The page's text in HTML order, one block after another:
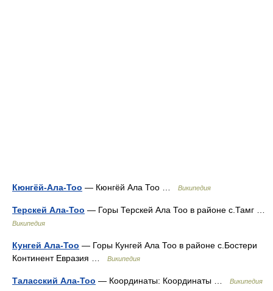
Кюнгёй-Ала-Тоо — Кюнгёй Ала Тоо … Википедия
Терскей Ала-Тоо — Горы Терскей Ала Тоо в районе с.Тамг …
Википедия
Кунгей Ала-Тоо — Горы Кунгей Ала Тоо в районе с.Бостери
Континент Евразия …
Википедия
Таласский Ала-Тоо — Координаты: Координаты … Википедия